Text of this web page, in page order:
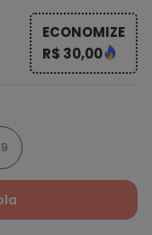
ECONOMIZE
R$ 30,00